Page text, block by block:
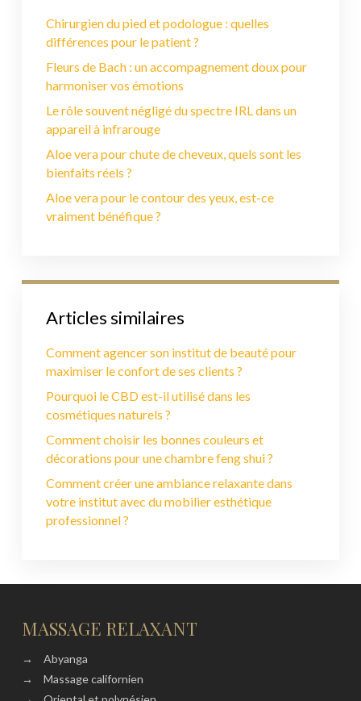
Chirurgien du pied et podologue : quelles
différences pour le patient ?
Fleurs de Bach : un accompagnement doux pour
harmoniser vos émotions
Le rôle souvent négligé du spectre IRL dans un
appareil à infrarouge
Aloe vera pour chute de cheveux, quels sont les
bienfaits réels ?
Aloe vera pour le contour des yeux, est-ce
vraiment bénéfique ?
Articles similaires
Comment agencer son institut de beauté pour
maximiser le confort de ses clients ?
Pourquoi le CBD est-il utilisé dans les
cosmétiques naturels ?
Comment choisir les bonnes couleurs et
décorations pour une chambre feng shui ?
Comment créer une ambiance relaxante dans
votre institut avec du mobilier esthétique
professionnel ?
MASSAGE RELAXANT
→
Abyanga
→
Massage californien